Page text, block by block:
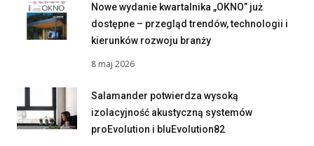
Nowe wydanie kwartalnika „OKNO” już
dostępne – przegląd trendów, technologii i
kierunków rozwoju branży
8 maj 2026
Salamander potwierdza wysoką
izolacyjność akustyczną systemów
proEvolution i bluEvolution82